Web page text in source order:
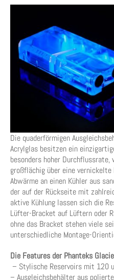
Die quaderförmigen
Acrylglas besitzen ein
besonders hoher
großflächig über eine
Abwärme an einen Kühler aus
der auf der Rückseite mit
aktive Kühlung lassen sich die
Lüfter-Bracket auf Lüftern oder
ohne das Bracket stehen viele
unterschiedliche Montage-
Die Features der Phanteks
– Stylische Reservoirs mit 120
– Ausgleichsbehälter aus